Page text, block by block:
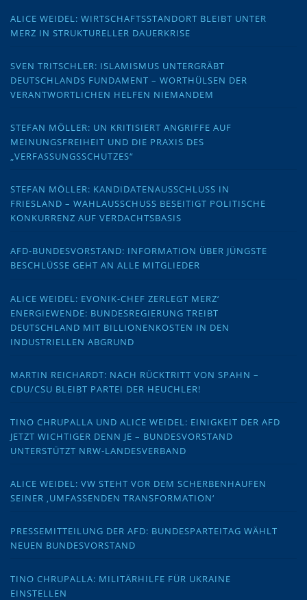
ALICE WEIDEL: WIRTSCHAFTSSTANDORT BLEIBT UNTER
MERZ IN STRUKTURELLER DAUERKRISE
SVEN TRITSCHLER: ISLAMISMUS UNTERGRÄBT
DEUTSCHLANDS FUNDAMENT – WORTHÜLSEN DER
VERANTWORTLICHEN HELFEN NIEMANDEM
STEFAN MÖLLER: UN KRITISIERT ANGRIFFE AUF
MEINUNGSFREIHEIT UND DIE PRAXIS DES
„VERFASSUNGSSCHUTZES“
STEFAN MÖLLER: KANDIDATENAUSSCHLUSS IN
FRIESLAND – WAHLAUSSCHUSS BESEITIGT POLITISCHE
KONKURRENZ AUF VERDACHTSBASIS
AFD-BUNDESVORSTAND: INFORMATION ÜBER JÜNGSTE
BESCHLÜSSE GEHT AN ALLE MITGLIEDER
ALICE WEIDEL: EVONIK-CHEF ZERLEGT MERZ‘
ENERGIEWENDE: BUNDESREGIERUNG TREIBT
DEUTSCHLAND MIT BILLIONENKOSTEN IN DEN
INDUSTRIELLEN ABGRUND
MARTIN REICHARDT: NACH RÜCKTRITT VON SPAHN –
CDU/CSU BLEIBT PARTEI DER HEUCHLER!
TINO CHRUPALLA UND ALICE WEIDEL: EINIGKEIT DER AFD
JETZT WICHTIGER DENN JE – BUNDESVORSTAND
UNTERSTÜTZT NRW-LANDESVERBAND
ALICE WEIDEL: VW STEHT VOR DEM SCHERBENHAUFEN
SEINER ‚UMFASSENDEN TRANSFORMATION‘
PRESSEMITTEILUNG DER AFD: BUNDESPARTEITAG WÄHLT
NEUEN BUNDESVORSTAND
TINO CHRUPALLA: MILITÄRHILFE FÜR UKRAINE
EINSTELLEN